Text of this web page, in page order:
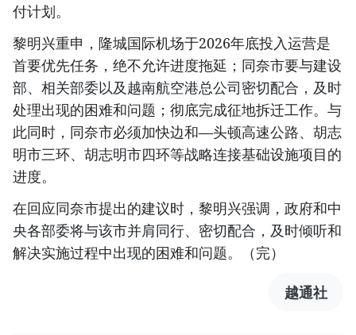
付计划。
黎明兴重申，隆城国际机场于2026年底投入运营是
首要优先任务，绝不允许进度拖延；同奈市要与建设
部、相关部委以及越南航空港总公司密切配合，及时
处理出现的困难和问题；彻底完成征地拆迁工作。与
此同时，同奈市必须加快边和—头顿高速公路、胡志
明市三环、胡志明市四环等战略连接基础设施项目的
进度。
在回应同奈市提出的建议时，黎明兴强调，政府和中
央各部委将与该市并肩同行、密切配合，及时倾听和
解决实施过程中出现的困难和问题。（完）
越通社